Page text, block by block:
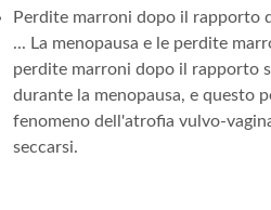
Perdite marroni dopo il rapporto
... La menopausa e le perdite
perdite marroni dopo il rapporto
durante la menopausa, e questo
fenomeno dell'atrofia vulvo-
seccarsi.